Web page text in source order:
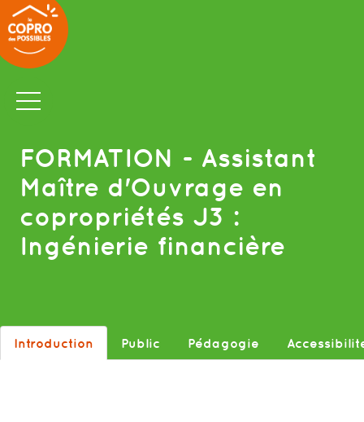
FORMATION - Assistant
Maître d'Ouvrage en
copropriétés J3 :
Ingénierie financière
Introduction Public Pédagogie